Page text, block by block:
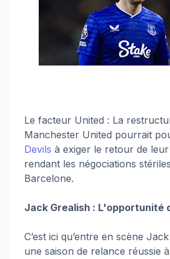
Le facteur United : La
Manchester United pourrait
Devils à exiger le retour de
rendant les négociations
Barcelone.
Jack Grealish : L'opportunité
C’est ici qu’entre en scène
une saison de relance réussie